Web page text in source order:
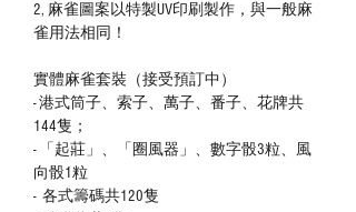
2, 麻雀圖案以特製UV印刷製作，與一般麻
雀用法相同！
實體麻雀套裝（接受預訂中）
- 港式筒子、索子、萬子、番子、花牌共
144隻；
- 「起莊」、「圈風器」、數字骰3粒、風
向骰1粒
- 各式籌碼共120隻